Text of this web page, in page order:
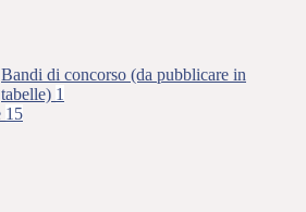
Bandi di concorso (da pubblicare in
tabelle) 1
15